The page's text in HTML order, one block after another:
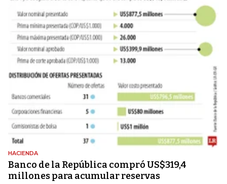
HACIENDA
Banco de la República compró US$319,4
millones para acumular reservas